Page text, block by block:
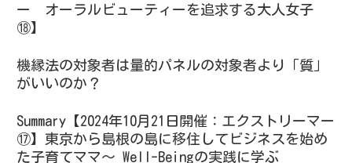
ー オーラルビューティーを追求する大人女子
⑱】
機縁法の対象者は量的パネルの対象者より「質」
がいいのか？
Summary【2024年10月21日開催：エクストリーマー
⑰】東京から島根の島に移住してビジネスを始め
た子育てママ～ Well-Beingの実践に学ぶ